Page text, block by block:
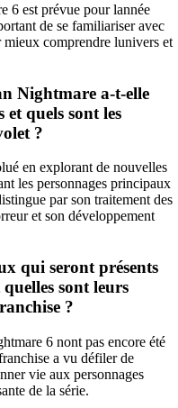
6 est prévue pour lannée
de se familiariser avec
comprendre lunivers et
Nightmare a-t-elle
quels sont les
?
en explorant de nouvelles
les personnages principaux
par son traitement des
et son développement
qui seront présents
sont leurs
?
6 nont pas encore été
a vu défiler de
vie aux personnages
de la série.